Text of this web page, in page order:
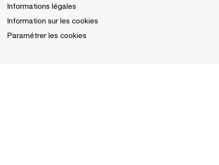
Informations légales
Information sur les cookies
Paramétrer les cookies